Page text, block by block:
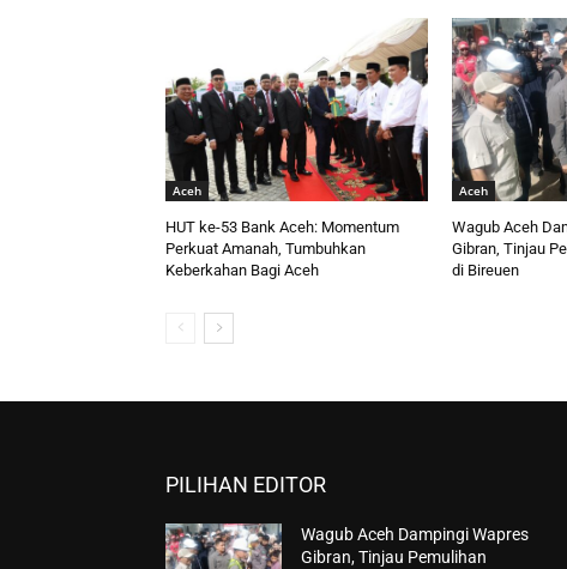
Aceh
HUT ke-53 Bank Aceh: Momentum
Perkuat Amanah, Tumbuhkan
Keberkahan Bagi Aceh
Aceh
Wagub Aceh
Gibran, Tinjau
di Bireuen
PILIHAN EDITOR
Wagub Aceh Dampingi Wapres
Gibran, Tinjau Pemulihan